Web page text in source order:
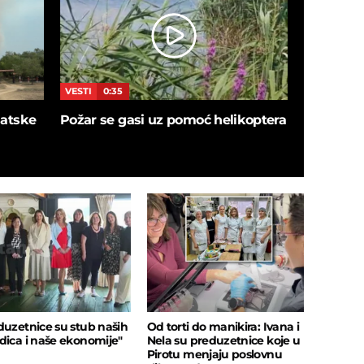
VESTI 0:35
Požar se gasi uz pomoć helikoptera
su stub naših
i naše ekonomije"
Od torti do manikira: Ivana i
Nela su preduzetnice koje u
Pirotu menjaju poslovnu